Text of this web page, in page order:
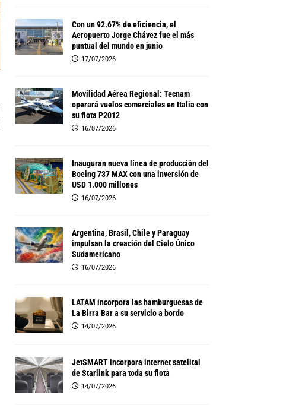
Con un 92.67% de eficiencia, el
Aeropuerto Jorge Chávez fue el más
puntual del mundo en junio
17/07/2026
Movilidad Aérea Regional: Tecnam
operará vuelos comerciales en Italia con
su flota P2012
16/07/2026
Inauguran nueva línea de producción del
Boeing 737 MAX con una inversión de
USD 1.000 millones
16/07/2026
Argentina, Brasil, Chile y Paraguay
impulsan la creación del Cielo Único
Sudamericano
16/07/2026
LATAM incorpora las hamburguesas de
La Birra Bar a su servicio a bordo
14/07/2026
JetSMART incorpora internet satelital
de Starlink para toda su flota
14/07/2026